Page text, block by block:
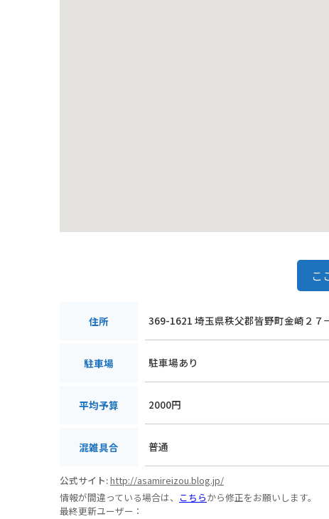
こ
住所 369-1621 埼玉県秩父郡皆野町金崎２７
駐車場 駐車場あり
平均予算 2000円
混雑具合 普通
公式サイト:http://asamireizou.blog.jp/
情報が間違っている場合は、 こちらから修正をお願いします。
最終更新ユーザー：